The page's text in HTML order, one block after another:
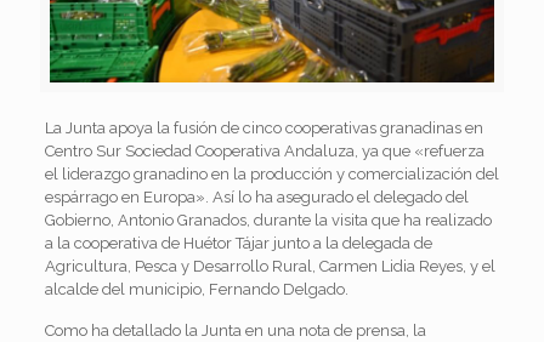
La Junta apoya la fusión de cinco cooperativas granadinas en
Centro Sur Sociedad Cooperativa Andaluza, ya que «refuerza
el liderazgo granadino en la producción y comercialización del
espárrago en Europa». Así lo ha asegurado el delegado del
Gobierno, Antonio Granados, durante la visita que ha realizado
a la cooperativa de Huétor Tájar junto a la delegada de
Agricultura, Pesca y Desarrollo Rural, Carmen Lidia Reyes, y el
alcalde del municipio, Fernando Delgado.
Como ha detallado la Junta en una nota de prensa, la